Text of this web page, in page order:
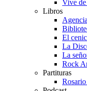
Vive de
Libros
El
La
La
Rock
Partituras